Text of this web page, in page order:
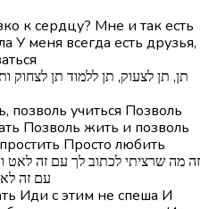
к сердцу? Мне и так есть
У меня всегда есть друзья,
תן, תן לצעוק, תן ללמוד תן לצחוק
позволь учиться Позволь
Позволь жить и позволь
Просто любить
זה מה שרציתי לכתוב לך עם זה לאט
עם זה
Иди с этим не спеша И